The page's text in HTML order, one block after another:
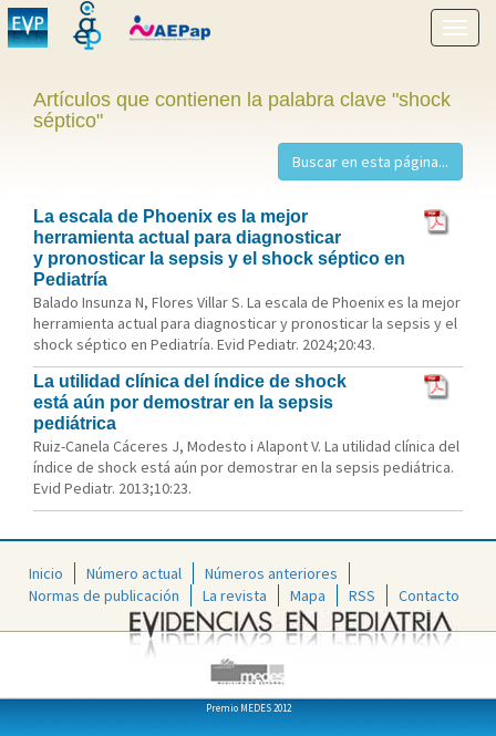
menú
Artículos que contienen la palabra clave "shock
séptico"
La escala de Phoenix es la mejor
herramienta actual para diagnosticar
y pronosticar la sepsis y el shock séptico en
Pediatría
Balado Insunza N, Flores Villar S. La escala de Phoenix es la mejor
herramienta actual para diagnosticar y pronosticar la sepsis y el
shock séptico en Pediatría. Evid Pediatr. 2024;20:43.
La utilidad clínica del índice de shock
está aún por demostrar en la sepsis
pediátrica
Ruiz-Canela Cáceres J, Modesto i Alapont V. La utilidad clínica del
índice de shock está aún por demostrar en la sepsis pediátrica.
Evid Pediatr. 2013;10:23.
Inicio Número actual
Números anteriores
Normas de publicación
La revista Mapa RSS Contacto
Premio MEDES 2012